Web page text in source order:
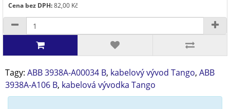
Cena bez DPH:82,00 Kč
Tagy: ABB 3938A-A00034 B, kabelový vývod Tango, ABB
3938A-A106 B, kabelová vývodka Tango